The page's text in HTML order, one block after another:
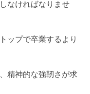
なければなりませ
ップで卒業するより
精神的な強靭さが求